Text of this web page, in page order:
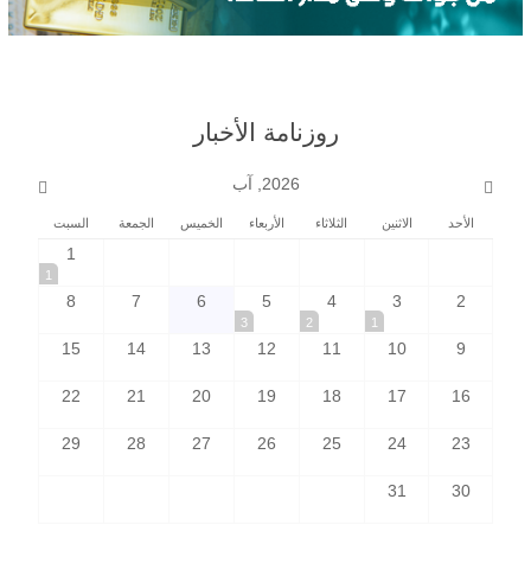
روزنامة الأخبار
2026, آب
الأحد الاثنين الثلاثاء الأربعاء الخميس الجمعة السبت
1
1
2
3
1
4
2
5
3
6
7
8
9
10
11
12
13
14
15
16
17
18
19
20
21
22
23
24
25
26
27
28
29
30
31